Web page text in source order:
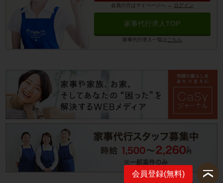
会員の方はマイページへ → ログイン
家事代行求人TOP
家事代行求人一覧は こちら
会員登録(無料)